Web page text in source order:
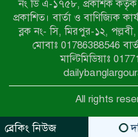
পুলিশ
কারাগারে
বাঘার
প্রথম স্থান
তাঁর বহুমুখী
আওয়ামী
বিচারের
মানববন্ধন
নং ডি এ-১৭৫৮, প্রকাশক কর্তৃক
প্রকাশিত। বার্তা ও বাণিজ্যিক
ব্লক নং- সি, মিরপুর-১২,
মোবাঃ 01786388546
মাল্টিমিডিয়াঃ
All rights
ব্রেকিং নিউজ